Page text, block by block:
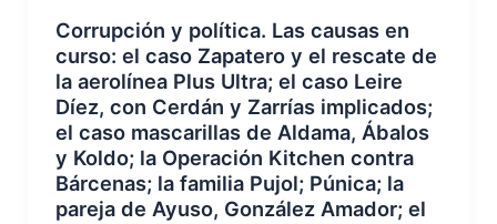
Corrupción y política. Las causas en
curso: el caso Zapatero y el rescate de
la aerolínea Plus Ultra; el caso Leire
Díez, con Cerdán y Zarrías implicados;
el caso mascarillas de Aldama, Ábalos
y Koldo; la Operación Kitchen contra
Bárcenas; la familia Pujol; Púnica; la
pareja de Ayuso, González Amador; el